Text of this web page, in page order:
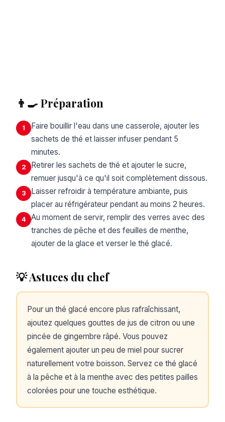
👨‍🍳 Préparation
1
Faire bouillir l'eau dans une casserole, ajouter les
sachets de thé et laisser infuser pendant 5
minutes.
2
Retirer les sachets de thé et ajouter le sucre,
remuer jusqu'à ce qu'il soit complètement dissous.
3
Laisser refroidir à température ambiante, puis
placer au réfrigérateur pendant au moins 2 heures.
4
Au moment de servir, remplir des verres avec des
tranches de pêche et des feuilles de menthe,
ajouter de la glace et verser le thé glacé.
💡 Astuces du chef
Pour un thé glacé encore plus rafraîchissant,
ajoutez quelques gouttes de jus de citron ou une
pincée de gingembre râpé. Vous pouvez
également ajouter un peu de miel pour sucrer
naturellement votre boisson. Servez ce thé glacé
à la pêche et à la menthe avec des petites pailles
colorées pour une touche esthétique.